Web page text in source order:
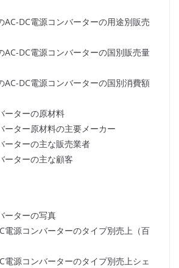
AC-DC電源コンバーターの用途別販売
AC-DC電源コンバーターの国別販売量
AC-DC電源コンバーターの国別消費額
ーターの原材料
ーター原材料の主要メーカー
ーターの主な販売業者
ーターの主な顧客
ーターの写真
電源コンバーターのタイプ別売上（百
電源コンバーターのタイプ別売上シェ